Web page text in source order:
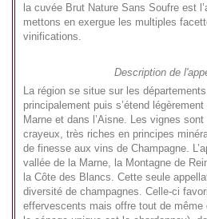
la cuvée Brut Nature Sans Soufre est
mettons en exergue les multiples
vinifications.
Description de
La région se situe sur les
principalement puis s’étend
Marne et dans l’Aisne. Les vignes
crayeux, très riches en principes
de finesse aux vins de Champagne.
vallée de la Marne, la Montagne de
la Côte des Blancs. Cette seule
diversité de champagnes. Celle-ci
effervescents mais offre tout de